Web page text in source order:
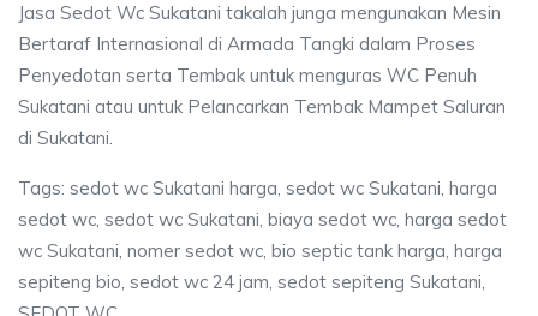
Jasa Sedot Wc Sukatani takalah junga mengunakan Mesin
Bertaraf Internasional di Armada Tangki dalam Proses
Penyedotan serta Tembak untuk menguras WC Penuh
Sukatani atau untuk Pelancarkan Tembak Mampet Saluran
di Sukatani.
Tags: sedot wc Sukatani harga, sedot wc Sukatani, harga
sedot wc, sedot wc Sukatani, biaya sedot wc, harga sedot
wc Sukatani, nomer sedot wc, bio septic tank harga, harga
sepiteng bio, sedot wc 24 jam, sedot sepiteng Sukatani,